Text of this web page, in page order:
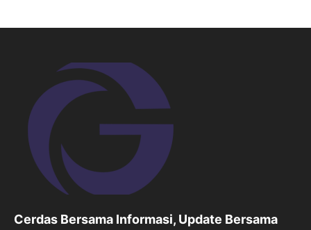
Cerdas Bersama Informasi, Update Bersama